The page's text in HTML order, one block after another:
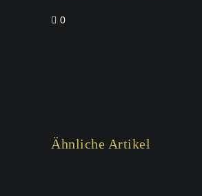
0
Ähnliche Artikel